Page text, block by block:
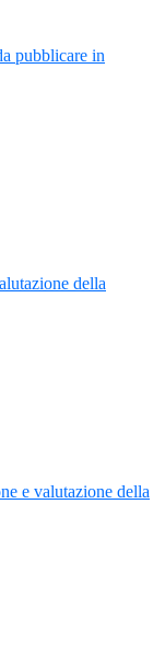
pubblicare in
della
e valutazione della